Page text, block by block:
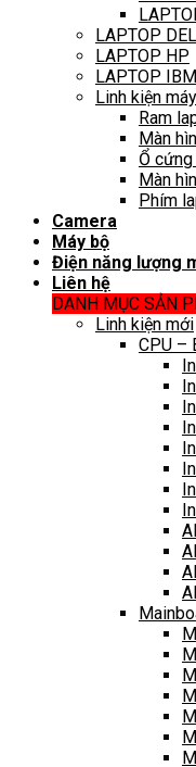
LAPTOP
LAPTOP HP
LAPTOP IBM
Linh kiện
Ram
Màn
Ổ
Màn
Phím
Camera
Máy bộ
Điện năng lượng
Liên hệ
DANH MỤC SẢN
Linh kiện mới
CPU –